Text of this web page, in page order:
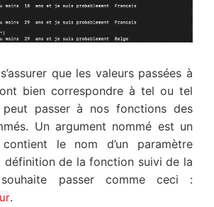
que les valeurs passées à
bien correspondre à tel ou tel
peut passer à nos fonctions des
Un argument nommé est un
le nom d’un paramètre
définition de la fonction suivi de la
passer comme ceci :
.